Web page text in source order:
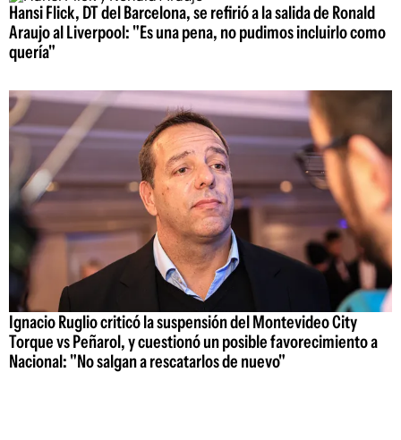
Hansi Flick, DT del Barcelona, se refirió a la salida de Ronald
Araujo al Liverpool: "Es una pena, no pudimos incluirlo como
quería"
Ignacio Ruglio criticó la suspensión del Montevideo City
Torque vs Peñarol, y cuestionó un posible favorecimiento a
Nacional: "No salgan a rescatarlos de nuevo"